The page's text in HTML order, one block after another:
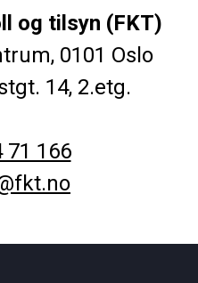
og tilsyn (FKT)
0101 Oslo
14, 2.etg.
71 166